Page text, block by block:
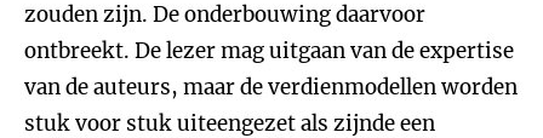
zouden zijn. De onderbouwing daarvoor
ontbreekt. De lezer mag uitgaan van de expertise
van de auteurs, maar de verdienmodellen worden
stuk voor stuk uiteengezet als zijnde een